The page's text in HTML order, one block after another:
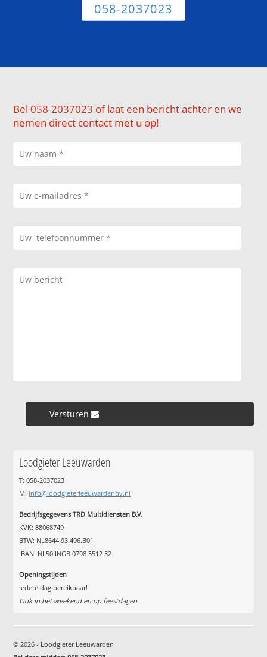
058-2037023
Bel 058-2037023 of laat een bericht achter en we
nemen direct contact met u op!
Versturen »
Loodgieter Leeuwarden
T: 058-2037023
M: info@loodgieterleeuwardenbv.nl
Bedrijfsgegevens TRD Multidiensten B.V.
KVK: 88068749
BTW: NL8644.93.496.B01
IBAN: NL50 INGB 0798 5512 32
Openingstijden
Iedere dag bereikbaar!
Ook in het weekend en op feestdagen
© 2026 - Loodgieter Leeuwarden